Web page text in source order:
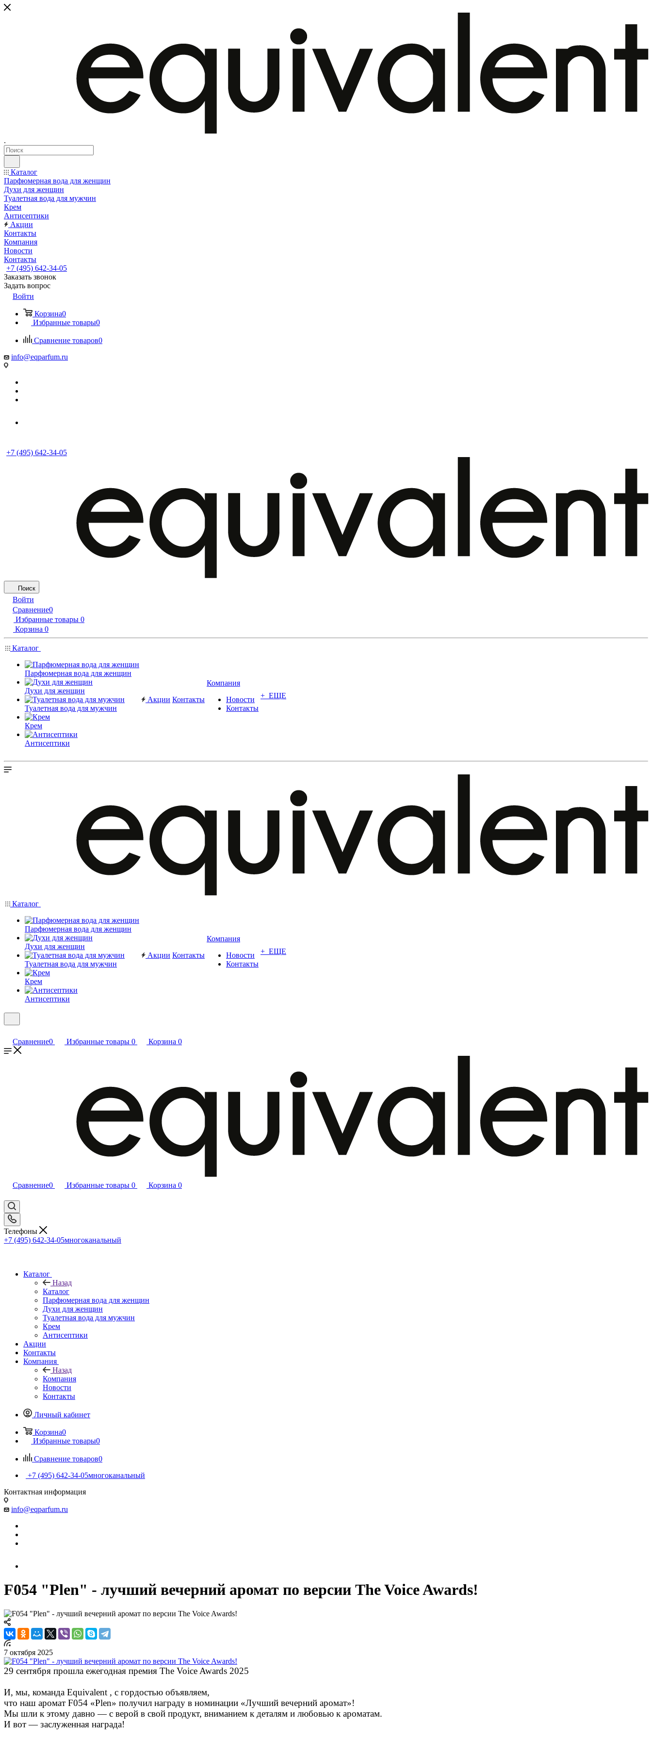
.
Каталог
Парфюмерная вода для женщин
Духи для женщин
Туалетная вода для мужчин
Крем
Антисептики
Акции
Контакты
Компания
Новости
Контакты
+7 (495) 642-34-05
Заказать звонок
Задать вопрос
Войти
Корзина0
Избранные товары0
Сравнение товаров0
info@eqparfum.ru
+7 (495) 642-34-05
Поиск
Войти
Сравнение0
Избранные товары 0
Корзина 0
Каталог
Парфюмерная вода для женщин
Духи для женщин
Туалетная вода для мужчин
Крем
Антисептики
Акции Контакты
Компания
Новости
Контакты
+ ЕЩЕ
Каталог
Парфюмерная вода для женщин
Духи для женщин
Туалетная вода для мужчин
Крем
Антисептики
Акции Контакты
Компания
Новости
Контакты
+ ЕЩЕ
Сравнение0 Избранные товары 0 Корзина 0
Сравнение0 Избранные товары 0 Корзина 0
Телефоны
+7 (495) 642-34-05многоканальный
Каталог
Назад
Каталог
Парфюмерная вода для женщин
Духи для женщин
Туалетная вода для мужчин
Крем
Антисептики
Акции
Контакты
Компания
Назад
Компания
Новости
Контакты
Личный кабинет
Корзина0
Избранные товары0
Сравнение товаров0
+7 (495) 642-34-05многоканальный
Контактная информация
info@eqparfum.ru
F054 "Plen" - лучший вечерний аромат по версии The Voice Awards!
7 октября 2025
29 сентября прошла ежегодная премия The Voice Awards 2025
И, мы, команда Equivalent , с гордостью объявляем,
что наш аромат F054 «Plen» получил награду в номинации «Лучший вечерний аромат»!
Мы шли к этому давно — с верой в свой продукт, вниманием к деталям и любовью к ароматам.
И вот — заслуженная награда!